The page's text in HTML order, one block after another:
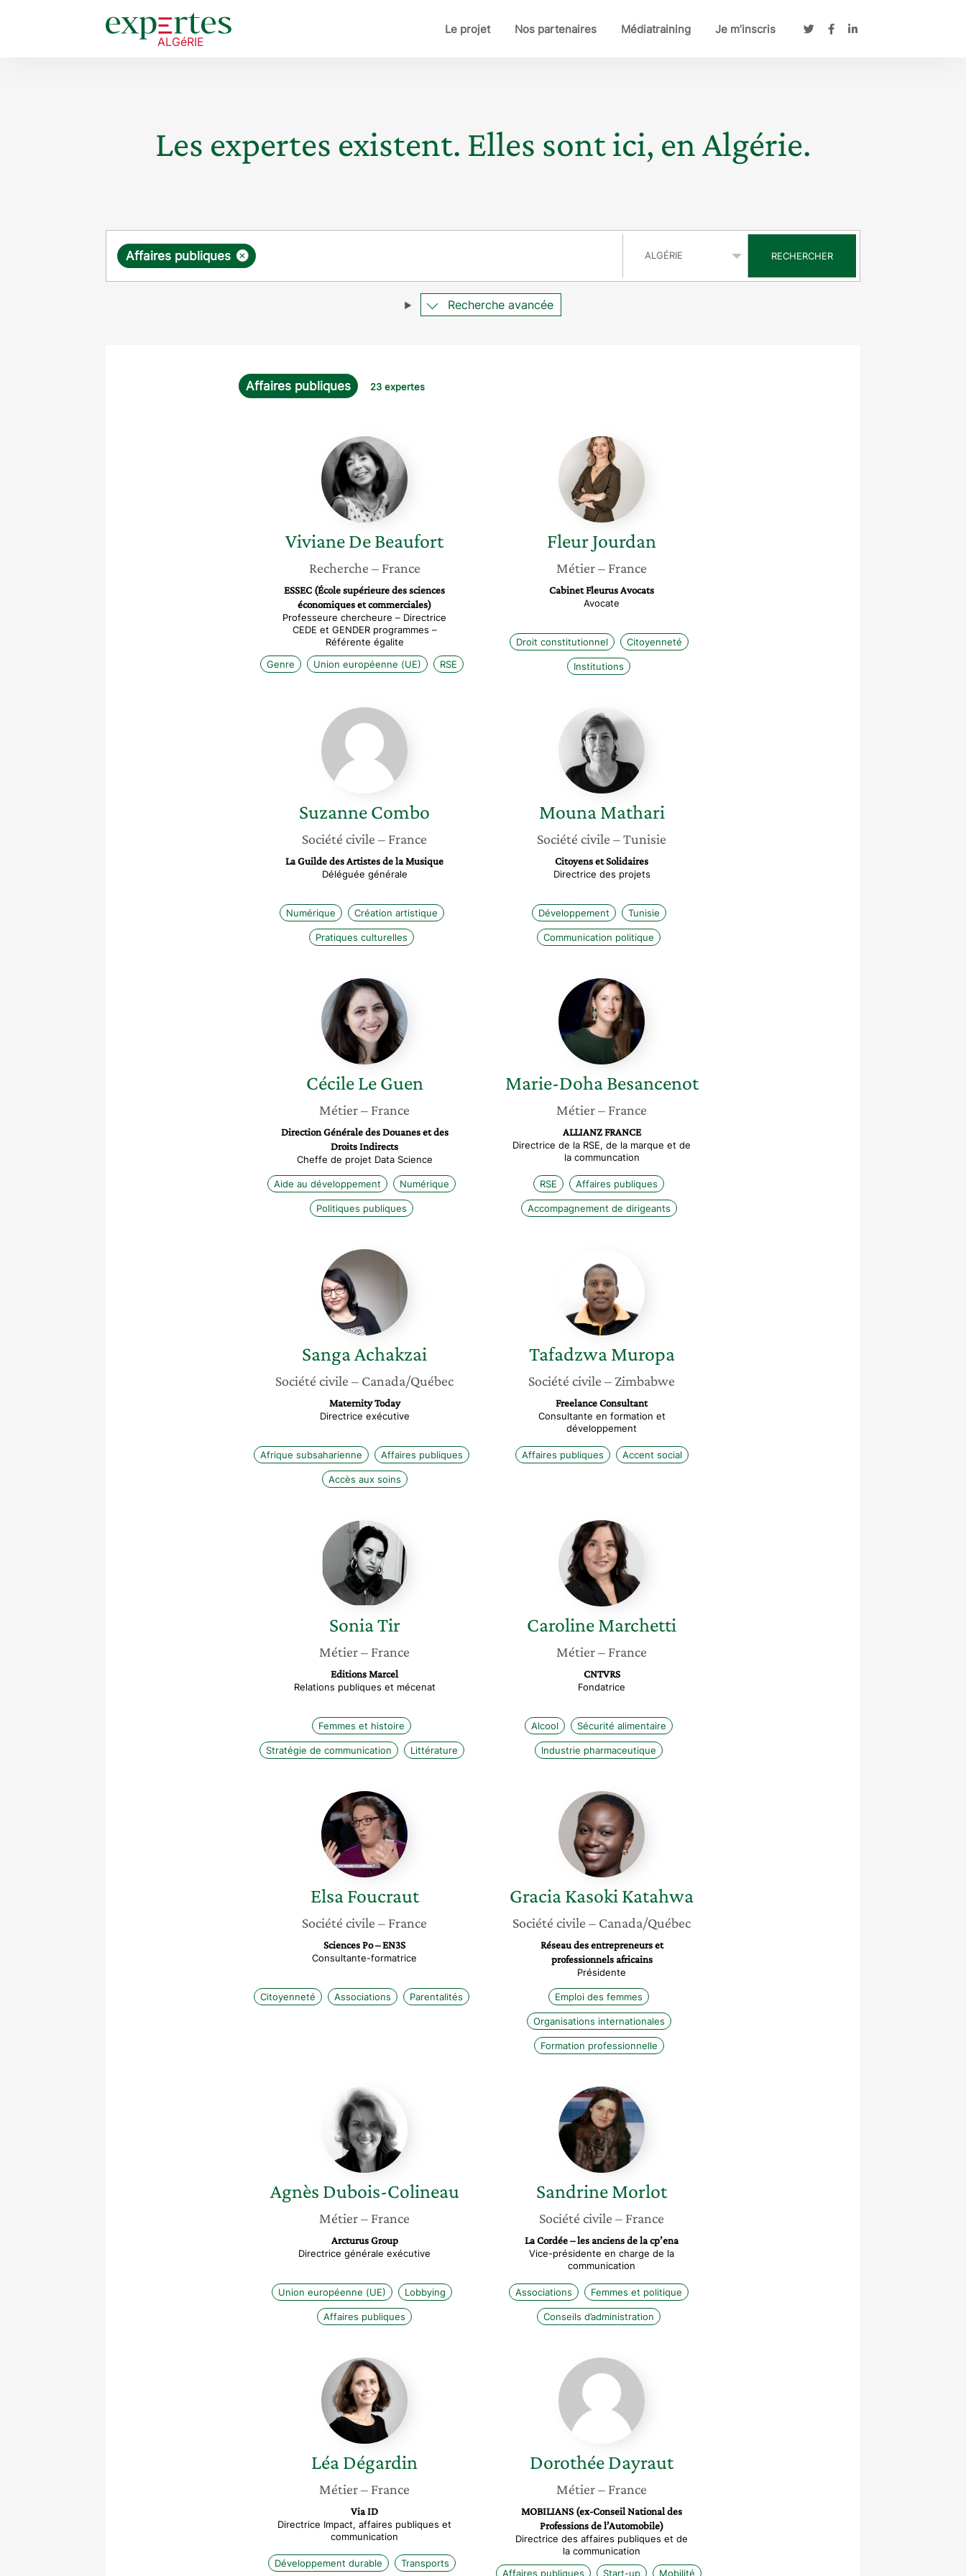
Le projet Nos partenaires Médiatraining Je m’inscris
Les expertes existent. Elles sont ici, en Algérie.
Requête ×
Affaires publiques RECHERCHER
Recherche avancée
Affaires publiques 23 expertes
Viviane
De
Beaufort
VivianeDe Beaufort
Recherche – France
ESSEC (École supérieure des sciences
économiques et commerciales)
Professeure chercheure – Directrice
CEDE et GENDER programmes –
Référente égalite
Genre
Union européenne (UE) RSE
Fleur
Jourdan
FleurJourdan
Métier– France
Cabinet Fleurus Avocats
Avocate
Droit constitutionnel Citoyenneté
Institutions
Suzanne
Combo
SuzanneCombo
Société civile – France
La Guilde des Artistes de la Musique
Déléguée générale
Numérique Création artistique
Pratiques culturelles
Mouna
Mathari
Mouna Mathari
Société civile – Tunisie
Citoyens et Solidaires
Directrice des projets
Développement Tunisie
Communication politique
Cécile
Le
Guen
Cécile Le Guen
Métier– France
Direction Générale des Douanes et des
Droits Indirects
Cheffe de projet Data Science
Aide au développement Numérique
Politiques publiques
Marie-
Doha
Besancenot
Marie-Doha Besancenot
Métier– France
ALLIANZ FRANCE
Directrice de la RSE, de la marque et de
la communcation
RSE Affaires publiques
Accompagnement de dirigeants
Sanga
Achakzai
SangaAchakzai
Société civile – Canada/Québec
Maternity Today
Directrice exécutive
Afrique subsaharienne Affaires publiques
Accès aux soins
Muropa
Tafadzwa Muropa
Société civile – Zimbabwe
Freelance Consultant
Consultante en formation et
développement
Affaires publiques Accent social
Sonia
Tir
SoniaTir
Métier– France
Editions Marcel
Relations publiques et mécenat
Femmes et histoire
Stratégie de communication Littérature
Caroline
Marchetti
CarolineMarchetti
Métier– France
CNTVRS
Fondatrice
Alcool Sécurité alimentaire
Industrie pharmaceutique
Elsa
Foucraut
Elsa Foucraut
Société civile – France
Sciences Po – EN3S
Consultante-formatrice
Citoyenneté Associations Parentalités
Gracia
Kasoki
Katahwa
Gracia Kasoki Katahwa
Société civile – Canada/Québec
Réseau des entrepreneurs et
professionnels africains
Présidente
Emploi des femmes
Organisations internationales
Formation professionnelle
Agnès
Dubois-
Colineau
Agnès Dubois-Colineau
Métier– France
Arcturus Group
Directrice générale exécutive
Union européenne (UE) Lobbying
Affaires publiques
Sandrine
Morlot
SandrineMorlot
Société civile – France
La Cordée – les anciens de la cp’ena
Vice-présidente en charge de la
communication
Associations Femmes et politique
Conseils d’administration
Léa
Dégardin
LéaDégardin
Métier– France
Via ID
Directrice Impact, affaires publiques et
communication
Développement durable Transports
Dorothée
Dayraut
DorothéeDayraut
Métier– France
MOBILIANS (ex-Conseil National des
Professions de l’Automobile)
Directrice des affaires publiques et de
la communication
Affaires publiques
Start-up Mobilité